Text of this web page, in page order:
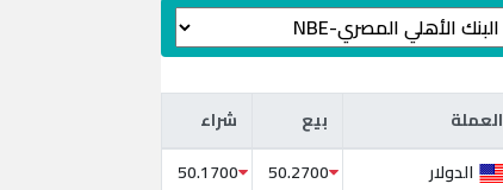
العملة بيع شراء العملة بيع
شراء
الدولار
50.2700
50.1700